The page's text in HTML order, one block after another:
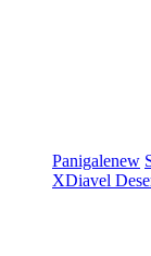
Panigalenew
XDiavel